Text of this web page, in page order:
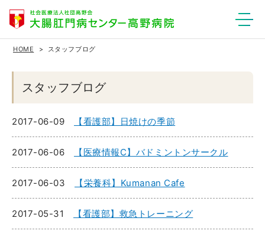
HOME スタッフブログ
スタッフブログ
2017-06-09 【看護部】日焼けの季節
2017-06-06 【医療情報C】バドミントンサークル
2017-06-03 【栄養科】Kumanan Cafe
2017-05-31 【看護部】救急トレーニング